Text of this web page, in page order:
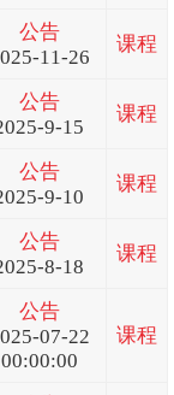
公告
11-26
课程
公告
9-15
课程
公告
9-10
课程
公告
8-18
课程
公告
07-22
00:00:00
课程